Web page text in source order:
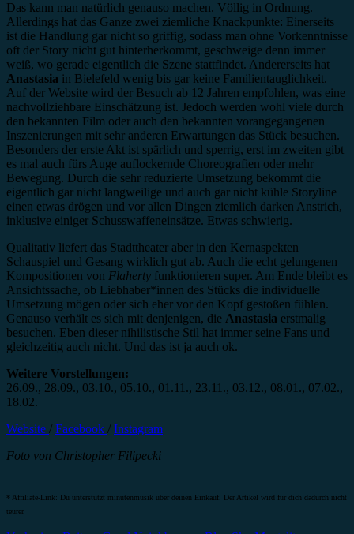
Das kann man natürlich genauso machen. Völlig in Ordnung.
Allerdings hat das Ganze zwei ziemliche Knackpunkte: Einerseits
ist die Handlung gar nicht so griffig, sodass man ohne Vorkenntnisse
oft der Story nicht gut hinterherkommt, geschweige denn immer
weiß, wo gerade eigentlich die Szene stattfindet. Andererseits hat
Anastasia in Bielefeld wenig bis gar keine Familientauglichkeit.
Auf der Website wird der Besuch ab 12 Jahren empfohlen, was eine
nachvollziehbare Einschätzung ist. Jedoch werden wohl viele durch
den bekannten Film oder auch den bekannten vorangegangenen
Inszenierungen mit sehr anderen Erwartungen das Stück besuchen.
Besonders der erste Akt ist spärlich und sperrig, erst im zweiten gibt
es mal auch fürs Auge auflockernde Choreografien oder mehr
Bewegung. Durch die sehr reduzierte Umsetzung bekommt die
eigentlich gar nicht langweilige und auch gar nicht kühle Storyline
einen etwas drögen und vor allen Dingen ziemlich darken Anstrich,
inklusive einiger Schusswaffeneinsätze. Etwas schwierig.
Qualitativ liefert das Stadttheater aber in den Kernaspekten
Schauspiel und Gesang wirklich gut ab. Auch die echt gelungenen
Kompositionen von Flaherty funktionieren super. Am Ende bleibt es
Ansichtssache, ob Liebhaber*innen des Stücks die individuelle
Umsetzung mögen oder sich eher vor den Kopf gestoßen fühlen.
Genauso verhält es sich mit denjenigen, die Anastasia erstmalig
besuchen. Eben dieser nihilistische Stil hat immer seine Fans und
gleichzeitig auch nicht. Und das ist ja auch ok.
Weitere Vorstellungen:
26.09., 28.09., 03.10., 05.10., 01.11., 23.11., 03.12., 08.01., 07.02.,
18.02.
Website / Facebook / Instagram
Foto von Christopher Filipecki
* Affiliate-Link: Du unterstützt minutenmusik über deinen Einkauf. Der Artikel wird für dich dadurch nicht
teurer.